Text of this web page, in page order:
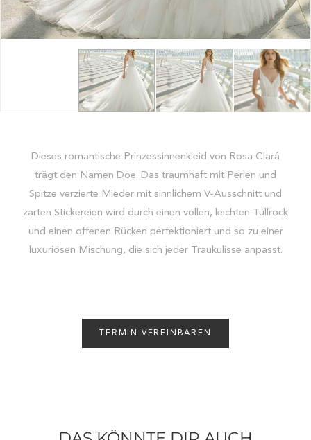
Dieses romantische Prinzessinnenkleid von Rosa Clará
trägt den Namen Doe. Das traumhaft mit Perlen und
Spitze verzierte Mieder mit sinnlichem V-Ausschnitt und
zarten Stickereien wird durch einen vollen, leichten Tüllrock
und einen offenen Rücken perfektioniert und so zu einer
luxuriösen Mischung, die sich jeder Traukulisse anpasst.
TERMIN VEREINBAREN